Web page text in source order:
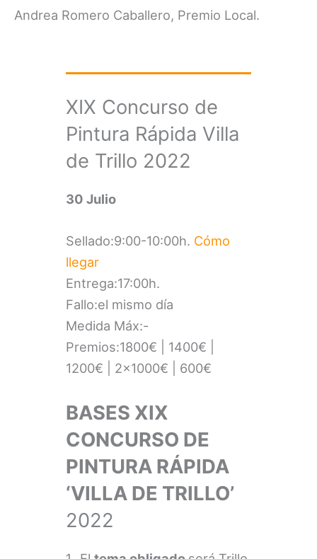
Andrea Romero Caballero, Premio Local.
XIX Concurso de
Pintura Rápida Villa
de Trillo 2022
30 Julio
Sellado:9:00-10:00h. Cómo
llegar
Entrega:17:00h.
Fallo:el mismo día
Medida Máx:-
Premios:1800€ | 1400€ |
1200€ | 2×1000€ | 600€
BASES XIX
CONCURSO DE
PINTURA RÁPIDA
‘VILLA DE TRILLO’
2022